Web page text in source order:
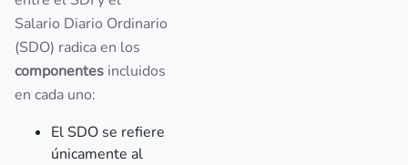
Salario Diario Ordinario
(SDO) radica en los
componentes incluidos
en cada uno:
El SDO se refiere
únicamente al